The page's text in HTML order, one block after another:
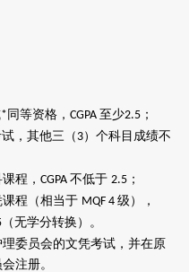
* 同等资格， CGPA 至少2.5 ；
，其他三（ 3）个科目成绩不
程， CGPA 不低于 2.5 ；
程（相当于 MQF 4 级），
（无学分转换）。
委员会的文凭考试，并在原
注册。